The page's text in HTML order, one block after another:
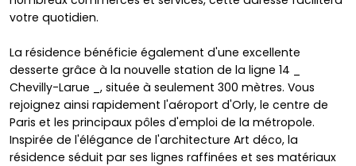
votre quotidien.
La résidence bénéficie également d'une excellente
desserte grâce à la nouvelle station de la ligne 14 _
Chevilly-Larue _, située à seulement 300 mètres. Vous
rejoignez ainsi rapidement l'aéroport d'Orly, le centre de
Paris et les principaux pôles d'emploi de la métropole.
Inspirée de l'élégance de l'architecture Art déco, la
résidence séduit par ses lignes raffinées et ses matériaux